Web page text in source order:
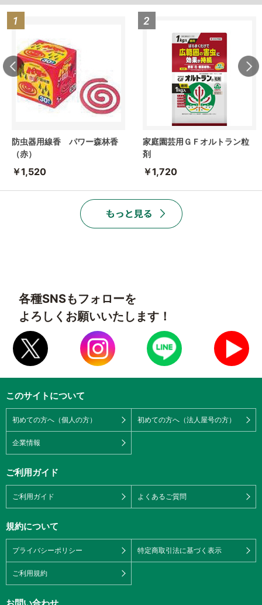
防虫器用線香 パワー森林香
（赤）
￥1,520
家庭園芸用ＧＦオルトラン粒
剤
￥1,720
各種SNSもフォローを
よろしくお願いいたします！
このサイトについて
初めての方へ（個人の方） 初めての方へ（法人屋号の方）
企業情報
ご利用ガイド
ご利用ガイド よくあるご質問
規約について
プライバシーポリシー 特定商取引法に基づく表示
ご利用規約